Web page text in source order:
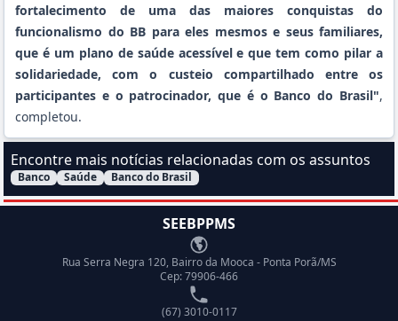
fortalecimento de uma das maiores conquistas do
funcionalismo do BB para eles mesmos e seus familiares,
que é um plano de saúde acessível e que tem como pilar a
solidariedade, com o custeio compartilhado entre os
participantes e o patrocinador, que é o Banco do Brasil",
completou.
Encontre mais notícias relacionadas com os assuntos
Filtrar Notícias pelo assunto:
Banco Saúde Banco do Brasil
SEEBPPMS
Endereço
Rua Serra Negra 120, Bairro da Mooca - Ponta Porã/MS
Cep: 79906-466
Telefone
(67) 3010-0117